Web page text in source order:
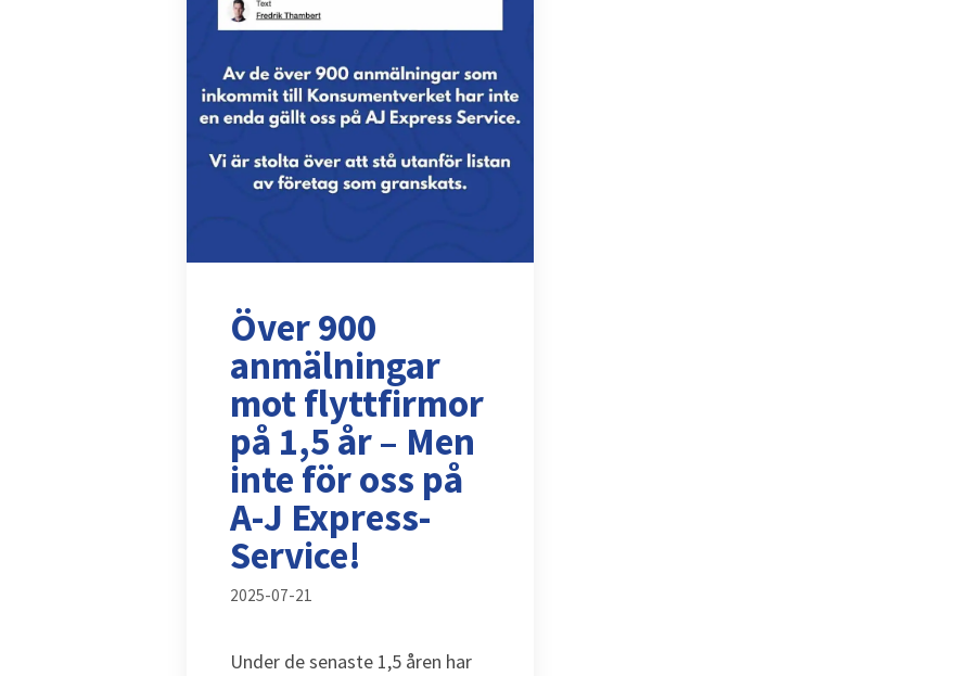
Över 900
anmälningar
mot flyttfirmor
på 1,5 år – Men
inte för oss på
A-J Express-
Service!
2025-07-21
Under de senaste 1,5 åren har